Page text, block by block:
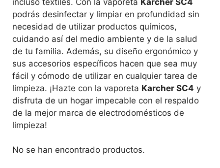
podrás desinfectar y limpiar en profundidad sin
necesidad de utilizar productos químicos,
cuidando así del medio ambiente y de la salud
de tu familia. Además, su diseño ergonómico y
sus accesorios específicos hacen que sea muy
fácil y cómodo de utilizar en cualquier tarea de
limpieza. ¡Hazte con la vaporeta Karcher SC4 y
disfruta de un hogar impecable con el respaldo
de la mejor marca de electrodomésticos de
limpieza!
No se han encontrado productos.